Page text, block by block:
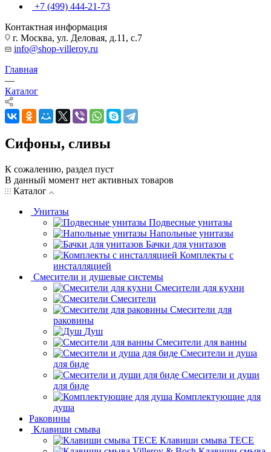
+7 (499) 444-21-73
Контактная информация
г. Москва, ул. Деловая, д.11, с.7
info@shop-villeroy.ru
Главная
—
Каталог
Сифоны, сливы
К сожалению, раздел пуст
В данный момент нет активных товаров
Каталог
Унитазы
Подвесные унитазы
Напольные унитазы
Бачки для унитазов
Комплекты с
инсталляцией
Смесители и душевые системы
Смесители для кухни
Смесители
Смесители для
раковины
Душ
Смесители для ванны
Смесители и душа
для биде
Смесители и души
для биде
Комплектующие для
душа
Раковины
Клавиши смыва
Клавиши смыва TECE